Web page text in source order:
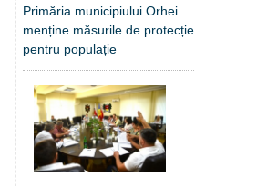
Primăria municipiului Orhei
menține măsurile de protecție
pentru populație